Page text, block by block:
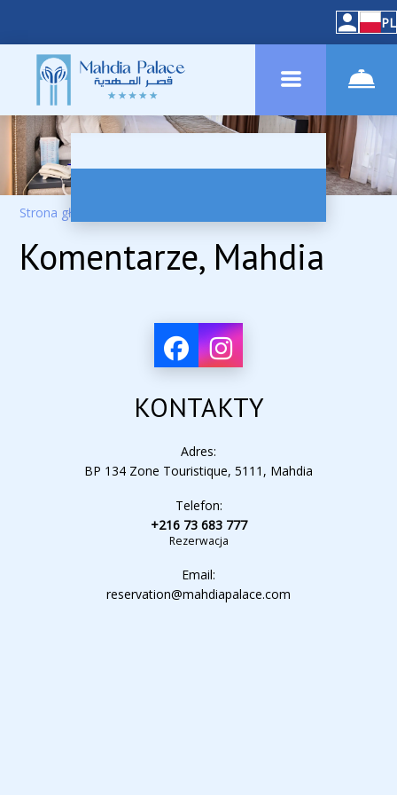
PL
Strona główna
Komentarze, Mahdia
KONTAKTY
Adres:
BP 134 Zone Touristique, 5111, Mahdia
Telefon:
+216 73 683 777
Rezerwacja
Email:
reservation@mahdiapalace.com